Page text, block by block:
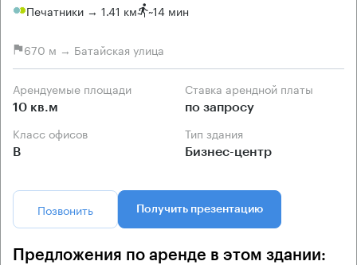
Печатники → 1.41 км ~14 мин
670 м → Батайская улица
Арендуемые площади
10 кв.м
Ставка арендной платы
по запросу
Класс офисов
B
Тип здания
Бизнес-центр
Позвонить Получить презентацию
Предложения по аренде в этом здании: